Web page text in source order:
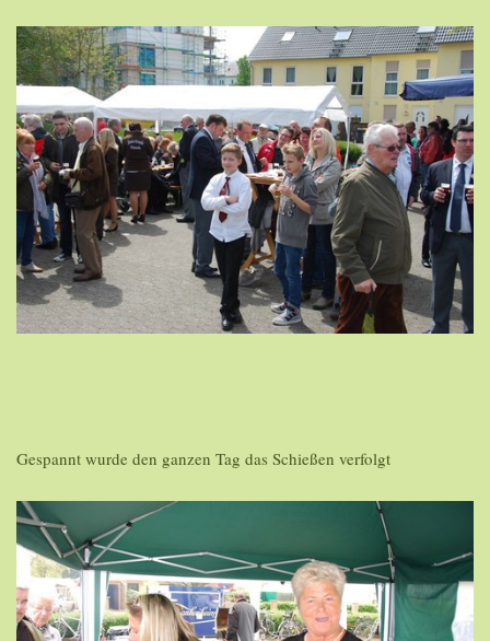
Gespannt wurde den ganzen Tag das Schießen verfolgt